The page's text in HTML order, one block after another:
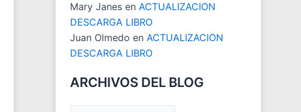
Mary Janes enACTUALIZACION
DESCARGA LIBRO
Juan Olmedo enACTUALIZACION
DESCARGA LIBRO
ARCHIVOS DEL BLOG